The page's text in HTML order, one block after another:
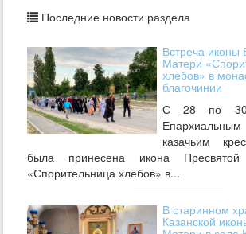
Последние новости раздела
Встреча иконы
Матери
хлебов» в
благочинии
С 28 по
казачьим
была принесена икона Пресвятой
«Спорительница хлебов» в...
В старинном
Казанской